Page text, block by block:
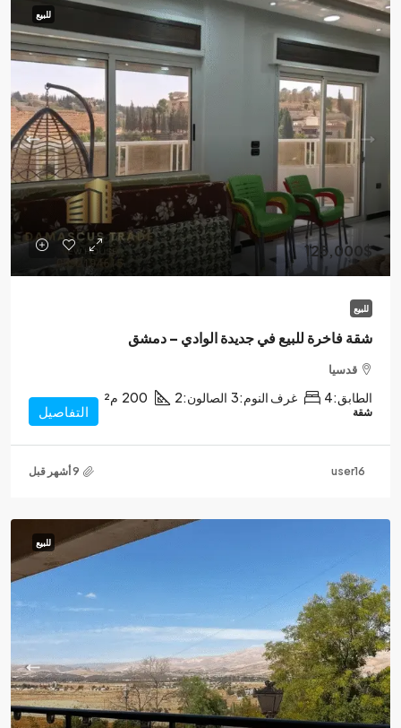
للبيع
125,000$
للبيع
شقة فاخرة للبيع في جديدة الوادي – دمشق
قدسيا
الطابق:4 غرف النوم:3 الصالون:2
200 م²
شقة التفاصيل
user16
للبيع